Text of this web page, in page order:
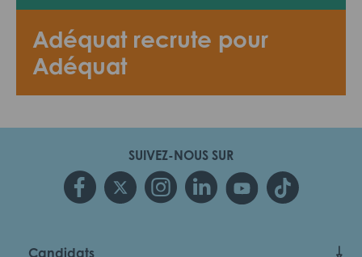
Adéquat recrute pour
Adéquat
SUIVEZ-NOUS SUR
Candidats